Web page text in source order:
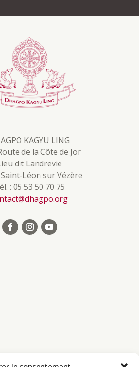
KAGYU LING
de la Côte de Jor
dit Landrevie
Léon sur Vézère
: 05 53 50 70 75